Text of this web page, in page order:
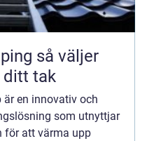
ditt tak
är en innovativ och
som utnyttjar
för att värma upp